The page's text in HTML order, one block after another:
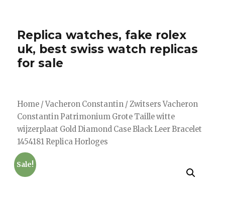
Replica watches, fake rolex
uk, best swiss watch replicas
for sale
Home /Vacheron Constantin / Zwitsers Vacheron
Constantin Patrimonium Grote Taille witte
wijzerplaat Gold Diamond Case Black Leer Bracelet
1454181 Replica Horloges
Sale!